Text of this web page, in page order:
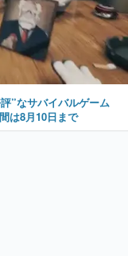
”なサバイバルゲーム
は8月10日まで